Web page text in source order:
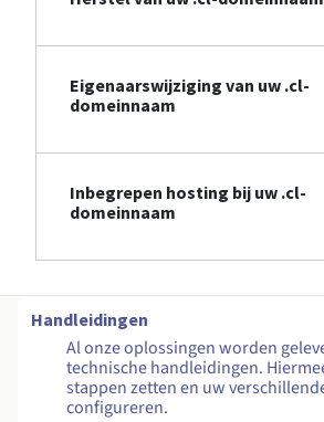
Eigenaarswijziging van uw .cl-
domeinnaam
Inbegrepen hosting bij uw .cl-
domeinnaam
Handleidingen
Al onze oplossingen worden
technische handleidingen.
stappen zetten en uw
configureren.